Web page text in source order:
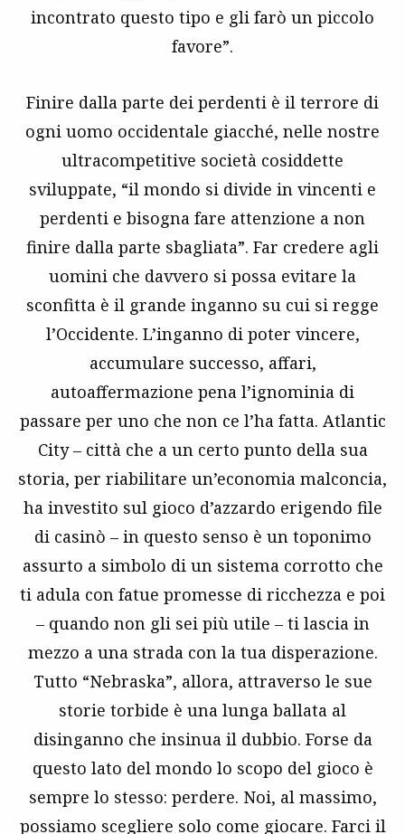
incontrato questo tipo e gli farò un piccolo
favore”.
Finire dalla parte dei perdenti è il terrore di
ogni uomo occidentale giacché, nelle nostre
ultracompetitive società cosiddette
sviluppate, “il mondo si divide in vincenti e
perdenti e bisogna fare attenzione a non
finire dalla parte sbagliata”. Far credere agli
uomini che davvero si possa evitare la
sconfitta è il grande inganno su cui si regge
l’Occidente. L’inganno di poter vincere,
accumulare successo, affari,
autoaffermazione pena l’ignominia di
passare per uno che non ce l’ha fatta. Atlantic
City – città che a un certo punto della sua
storia, per riabilitare un’economia malconcia,
ha investito sul gioco d’azzardo erigendo file
di casinò – in questo senso è un toponimo
assurto a simbolo di un sistema corrotto che
ti adula con fatue promesse di ricchezza e poi
– quando non gli sei più utile – ti lascia in
mezzo a una strada con la tua disperazione.
Tutto “Nebraska”, allora, attraverso le sue
storie torbide è una lunga ballata al
disinganno che insinua il dubbio. Forse da
questo lato del mondo lo scopo del gioco è
sempre lo stesso: perdere. Noi, al massimo,
possiamo scegliere solo come giocare. Farci il